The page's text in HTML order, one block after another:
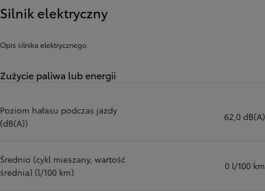
Silnik elektryczny
Opis silnika elektrycznego
Zużycie paliwa lub energii
Poziom hałasu podczas jazdy
(dB(A))
62,0 dB(A)
Średnio (cykl mieszany, wartość
średnia) (l/100 km)
0 l/100 km